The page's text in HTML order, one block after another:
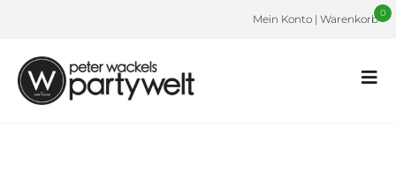
0
Mein Konto | Warenkorb